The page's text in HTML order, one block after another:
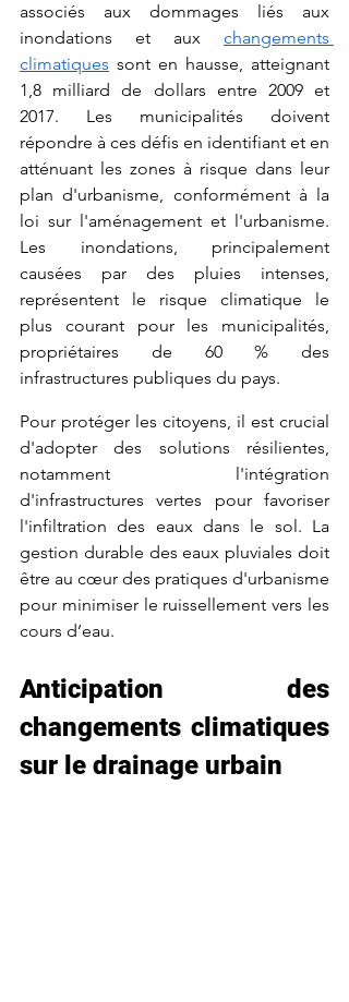
associés aux dommages liés aux
inondations et aux changements
climatiques sont en hausse, atteignant
1,8 milliard de dollars entre 2009 et
2017. Les municipalités doivent
répondre à ces défis en identifiant et en
atténuant les zones à risque dans leur
plan d'urbanisme, conformément à la
loi sur l'aménagement et l'urbanisme.
Les inondations, principalement
causées par des pluies intenses,
représentent le risque climatique le
plus courant pour les municipalités,
propriétaires de 60 % des
infrastructures publiques du pays.
Pour protéger les citoyens, il est crucial
d'adopter des solutions résilientes,
notamment l'intégration
d'infrastructures vertes pour favoriser
l'infiltration des eaux dans le sol. La
gestion durable des eaux pluviales doit
être au cœur des pratiques d'urbanisme
pour minimiser le ruissellement vers les
cours d’eau.
Anticipation des
changements climatiques
sur le drainage urbain